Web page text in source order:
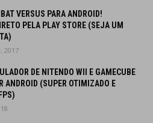
VERSUS PARA ANDROID!
PELA PLAY STORE (SEJA UM
2017
DE NITENDO WII E GAMECUBE
ANDROID (SUPER OTIMIZADO E